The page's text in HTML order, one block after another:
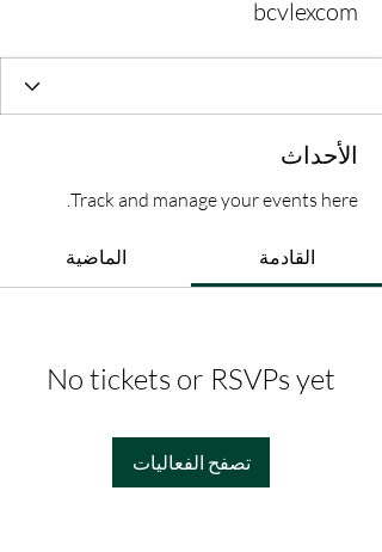
bcvlexcom
الأحداث
Track and manage your events here.
القادمة الماضية
No tickets or RSVPs yet
تصفح الفعاليات